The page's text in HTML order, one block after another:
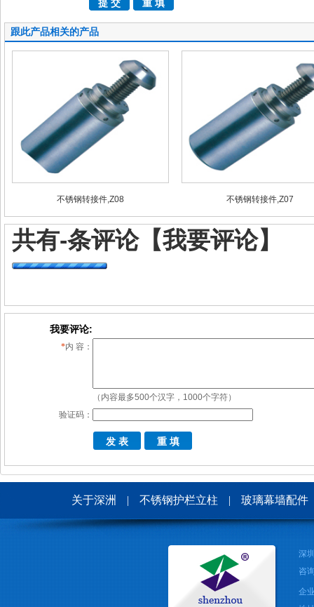
跟此产品相关的产品
不锈钢转接件,Z08 不锈钢转接件,Z07
共有-条评论【我要评论】
我要评论:
*内 容：
（内容最多500个汉字，1000个字符）
验证码：
关于深洲 | 不锈钢护栏立柱 | 玻璃幕墙配件
深
咨
企